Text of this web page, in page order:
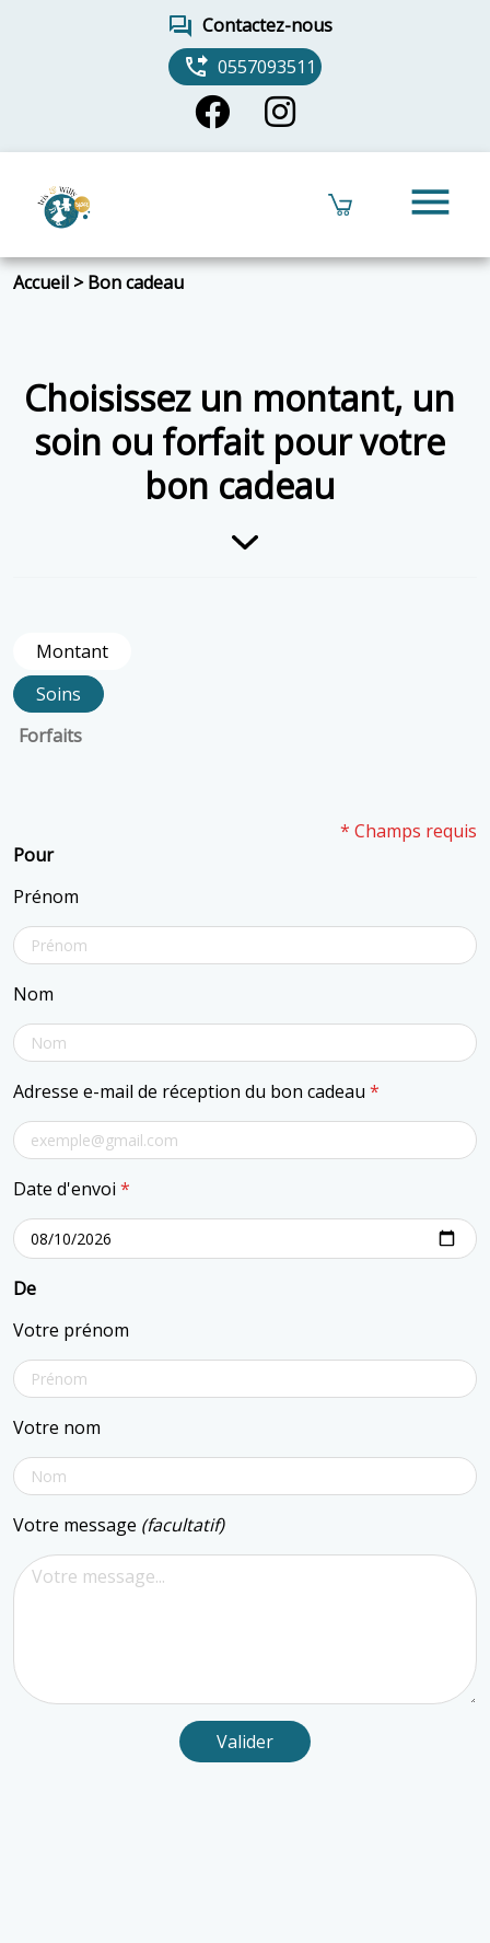
forum Contactez-nous
phone_forwarded 0557093511
menu
Accueil >Bon cadeau
Choisissez un montant, un
soin ou forfait pour votre
bon cadeau
Montant
Soins
Forfaits
* Champs requis
Pour
Prénom
Nom
Adresse e-mail de réception du bon cadeau *
Date d'envoi *
De
Votre prénom
Votre nom
Votre message (facultatif)